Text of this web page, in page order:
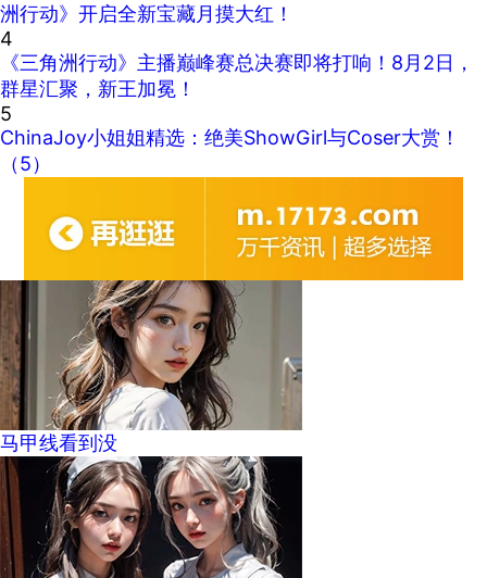
洲行动》开启全新宝藏月摸大红！
4
《三角洲行动》主播巅峰赛总决赛即将打响！8月2日，
群星汇聚，新王加冕！
5
ChinaJoy小姐姐精选：绝美ShowGirl与Coser大赏！
（5）
马甲线看到没